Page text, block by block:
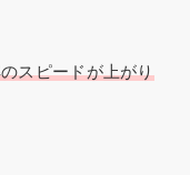
スピードが上がり